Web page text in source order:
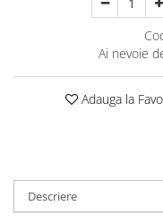
Decoratiuni Craciun
Crengute Decorative
Decoratiuni Luminoase
Felicitari, Cutii si Pungi
Ai nevoie
Adauga la
Descriere